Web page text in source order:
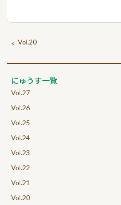
< Vol.20
にゅうす一覧
Vol.27
Vol.26
Vol.25
Vol.24
Vol.23
Vol.22
Vol.21
Vol.20